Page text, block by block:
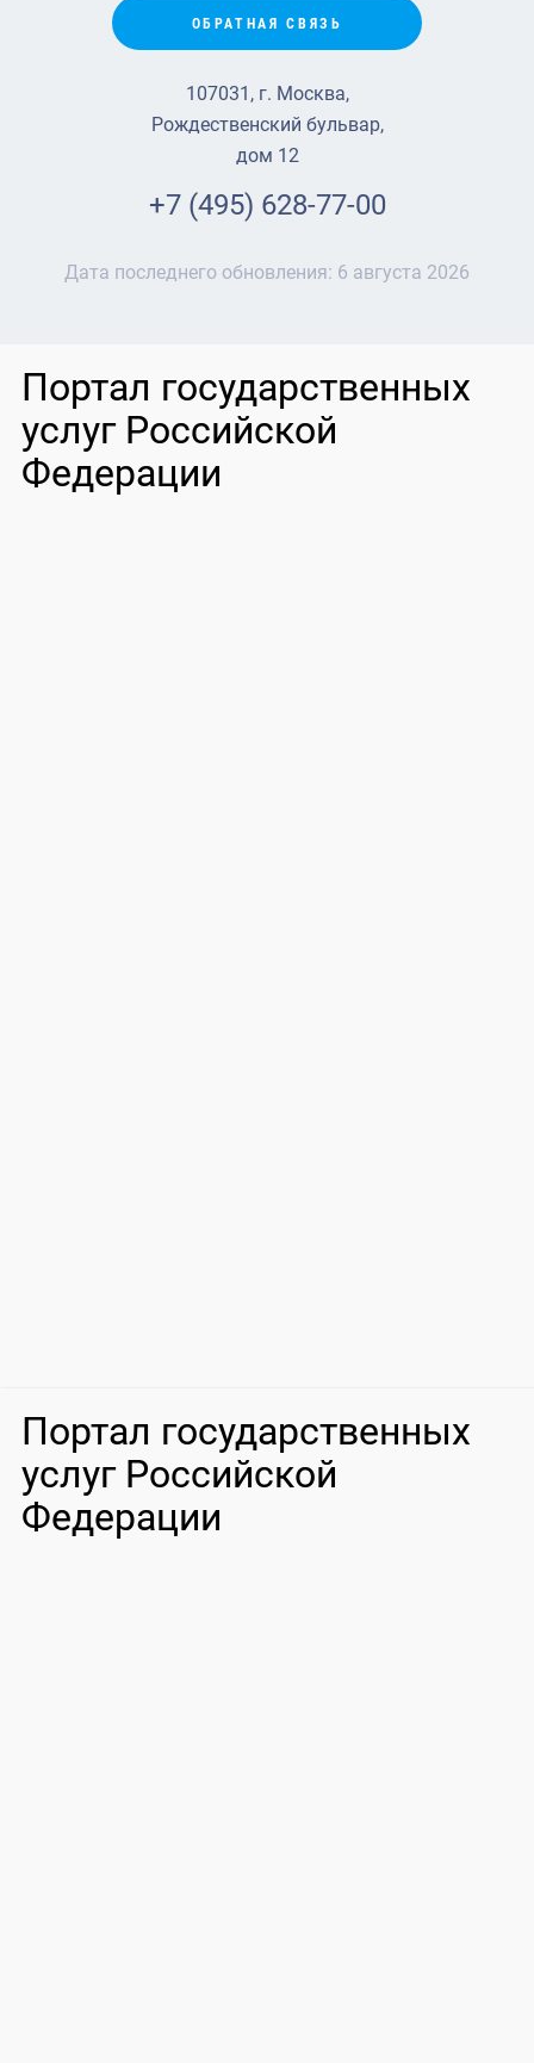
ОБРАТНАЯ СВЯЗЬ
107031, г. Москва,
Рождественский бульвар,
дом 12
+7 (495) 628-77-00
Дата последнего обновления: 6 августа 2026
Портал государственных
услуг Российской
Федерации
Портал государственных
услуг Российской
Федерации